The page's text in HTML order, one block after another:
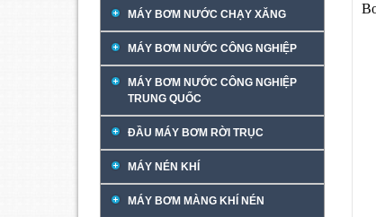
MÁY BƠM NƯỚC CHẠY XĂNG
MÁY BƠM NƯỚC CÔNG NGHIỆP
MÁY BƠM NƯỚC CÔNG NGHIỆP
TRUNG QUỐC
ĐẦU MÁY BƠM RỜI TRỤC
MÁY NÉN KHÍ
MÁY BƠM MÀNG KHÍ NÉN